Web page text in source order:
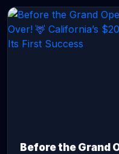
Before the Grand